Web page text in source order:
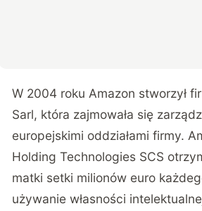
W 2004 roku Amazon stworzył
Sarl, która zajmowała się
europejskimi oddziałami firmy.
Holding Technologies SCS
matki setki milionów euro
używanie własności